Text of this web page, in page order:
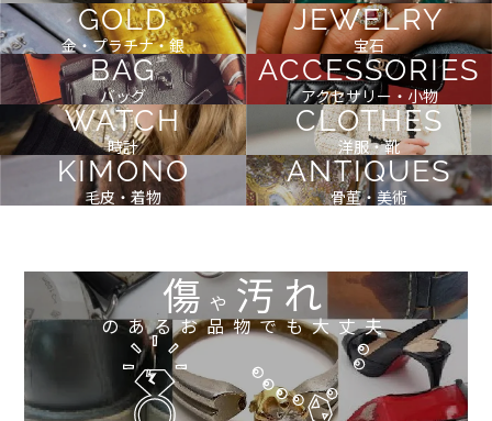
GOLD
金・プラチナ・銀
JEWELRY
宝石
BAG
バッグ
ACCESSORIES
アクセサリー・小物
WATCH
時計
CLOTHES
洋服・靴
KIMONO
毛皮・着物
ANTIQUES
骨董・美術
傷や 汚れ
のあるお品物でも大丈夫